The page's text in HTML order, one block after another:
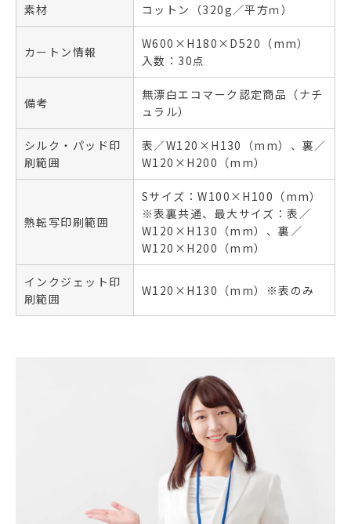
素材 コットン（320g／平方ｍ）
カートン情報
W600×H180×D520（mm）
入数：30点
備考
無漂白エコマーク認定商品（ナチ
ュラル）
シルク・パッド印
刷範囲
表／W120×H130（mm）、裏／
W120×H200（mm）
熱転写印刷範囲
Sサイズ：W100×H100（mm）
※表裏共通、最大サイズ：表／
W120×H130（mm）、裏／
W120×H200（mm）
インクジェット印
刷範囲
W120×H130（mm）※表のみ